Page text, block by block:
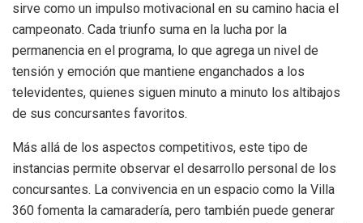
sirve como un impulso motivacional en su camino hacia el
campeonato. Cada triunfo suma en la lucha por la
permanencia en el programa, lo que agrega un nivel de
tensión y emoción que mantiene enganchados a los
televidentes, quienes siguen minuto a minuto los altibajos
de sus concursantes favoritos.
Más allá de los aspectos competitivos, este tipo de
instancias permite observar el desarrollo personal de los
concursantes. La convivencia en un espacio como la Villa
360 fomenta la camaradería, pero también puede generar